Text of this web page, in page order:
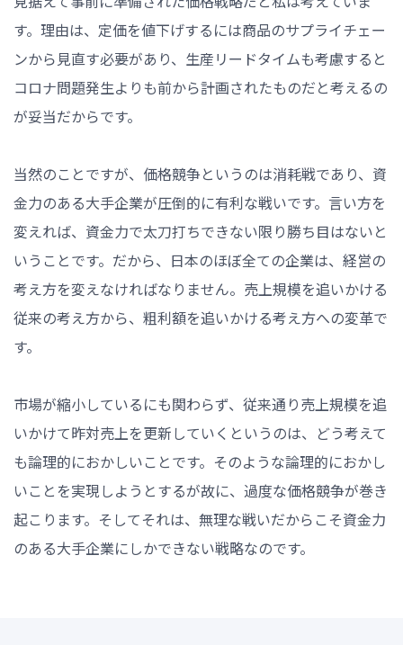
す。理由は、定価を値下げするには商品のサプライチェー
ンから見直す必要があり、生産リードタイムも考慮すると
コロナ問題発生よりも前から計画されたものだと考えるの
が妥当だからです。
当然のことですが、価格競争というのは消耗戦であり、資
金力のある大手企業が圧倒的に有利な戦いです。言い方を
変えれば、資金力で太刀打ちできない限り勝ち目はないと
いうことです。だから、日本のほぼ全ての企業は、経営の
考え方を変えなければなりません。売上規模を追いかける
従来の考え方から、粗利額を追いかける考え方への変革で
す。
市場が縮小しているにも関わらず、従来通り売上規模を追
いかけて昨対売上を更新していくというのは、どう考えて
も論理的におかしいことです。そのような論理的におかし
いことを実現しようとするが故に、過度な価格競争が巻き
起こります。そしてそれは、無理な戦いだからこそ資金力
のある大手企業にしかできない戦略なのです。